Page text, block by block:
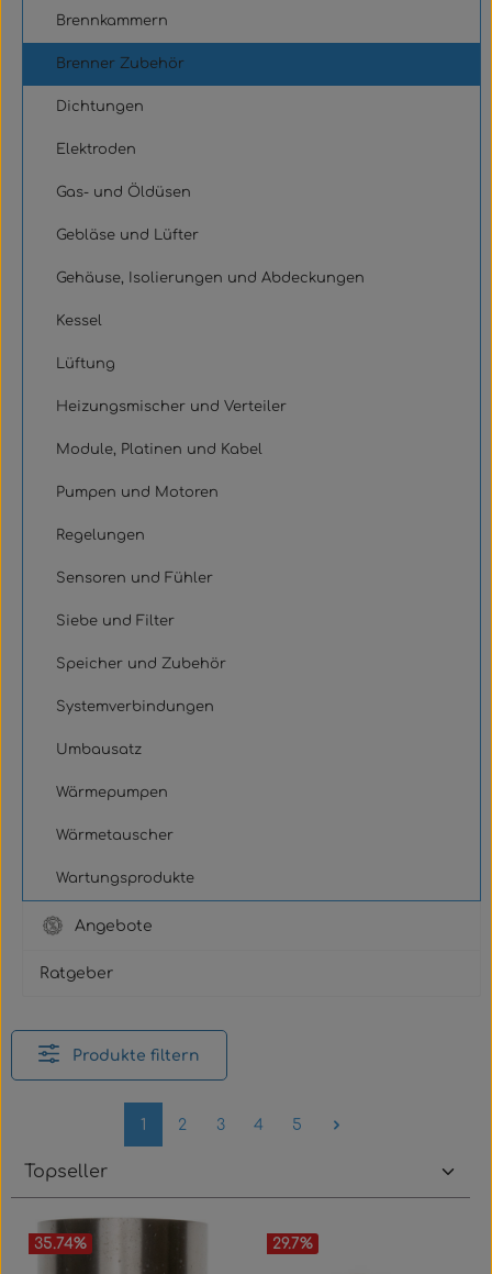
Brennkammern
Brenner Zubehör
Dichtungen
Elektroden
Gas- und Öldüsen
Gebläse und Lüfter
Gehäuse, Isolierungen und Abdeckungen
Kessel
Lüftung
Heizungsmischer und Verteiler
Module, Platinen und Kabel
Pumpen und Motoren
Regelungen
Sensoren und Fühler
Siebe und Filter
Speicher und Zubehör
Systemverbindungen
Umbausatz
Wärmepumpen
Wärmetauscher
Wartungsprodukte
Angebote
Ratgeber
Produkte filtern
Seite
1 Seite
2 Seite
3 Seite
4 Seite
5
35.74% 29.7%